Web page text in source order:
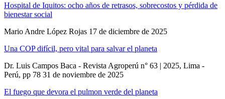
Hospital de Iquitos: ocho años de retrasos, sobrecostos y pérdida de
bienestar social
Mario Andre López Rojas 17 de diciembre de 2025
Una COP difícil, pero vital para salvar el planeta
Dr. Luis Campos Baca - Revista Agroperú n° 63 | 2025, Lima -
Perú, pp 78 31 de noviembre de 2025
El fuego que devora el pulmon verde del planeta